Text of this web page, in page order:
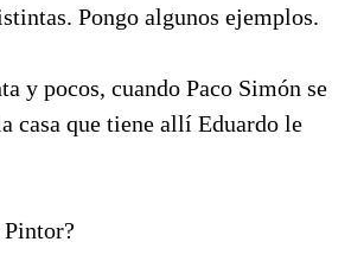
Pongo algunos ejemplos.
y pocos, cuando Paco Simón se
casa que tiene allí Eduardo le